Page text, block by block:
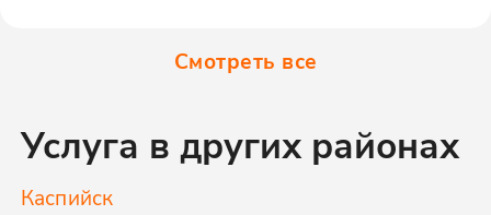
Смотреть все
Услуга в других районах
Каспийск